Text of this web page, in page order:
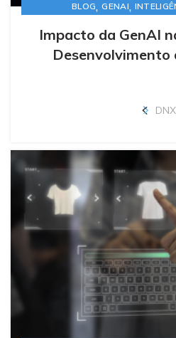
BLOG,GENAI,
Impacto da GenAI
Desenvolvimento
DNX